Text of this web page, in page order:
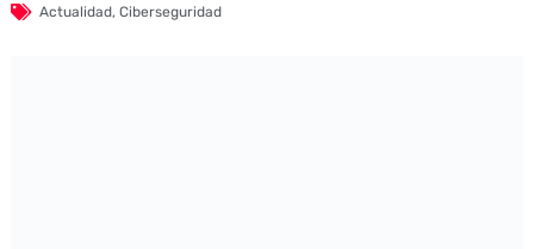
Actualidad, Ciberseguridad